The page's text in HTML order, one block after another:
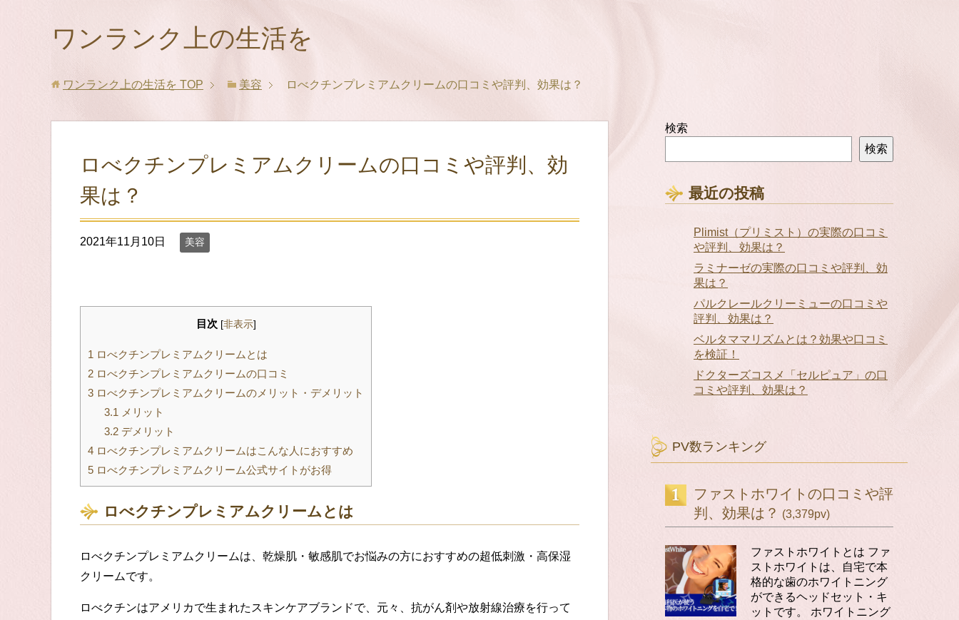
ワンランク上の生活を
ワンランク上の生活を TOP 美容 ロべクチンプレミアムクリームの口コミや評判、効果は？
ロべクチンプレミアムクリームの口コミや評判、効
果は？
2021年11月10日 美容
目次 [非表示]
1 ロべクチンプレミアムクリームとは
2 ロべクチンプレミアムクリームの口コミ
3 ロべクチンプレミアムクリームのメリット・デメリット
3.1 メリット
3.2デメリット
4 ロべクチンプレミアムクリームはこんな人におすすめ
5 ロべクチンプレミアムクリーム公式サイトがお得
ロべクチンプレミアムクリーム とは
ロべクチンプレミアムクリームは、 乾燥肌・敏感肌でお悩みの方におすすめの超低刺激・高保湿
クリームです。
ロべクチンはアメリカで生まれたスキンケアブランドで、元々、抗がん剤や放射線治療を行って
検索
検索
最近の投稿
Plimist（プリミスト）の実際の口コミ
や評判、効果は？
ラミナーゼの実際の口コミや評判、効
果は？
パルクレールクリーミューの口コミや
評判、効果は？
ベルタママリズムとは？効果や口コミ
を検証！
ドクターズコスメ「セルピュア」の口
コミや評判、効果は？
PV数ランキング
ファストホワイトの口コミや評
判、効果は？ (3,379pv)
ファストホワイトとは ファ
ストホワイトは、自宅で本
格的な歯のホワイトニング
ができるヘッドセット・キ
ットです。 ホワイトニング